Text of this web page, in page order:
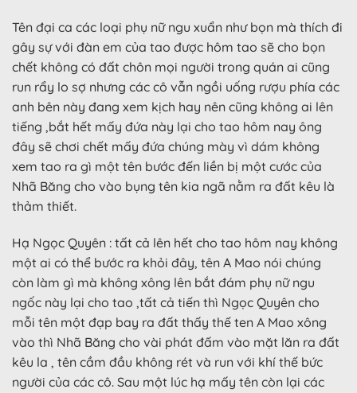
Tên đại ca các loại phụ nữ ngu xuẩn như bọn mà thích đi
gây sự với đàn em của tao được hôm tao sẽ cho bọn
chết không có đất chôn mọi người trong quán ai cũng
run rẩy lo sợ nhưng các cô vẫn ngồi uống rượu phía các
anh bên này đang xem kịch hay nên cũng không ai lên
tiếng ,bắt hết mấy đứa này lại cho tao hôm nay ông
đây sẽ chơi chết mấy đứa chúng mày vì dám không
xem tao ra gì một tên bước đến liền bị một cước của
Nhã Băng cho vào bụng tên kia ngã nằm ra đất kêu là
thảm thiết.
Hạ Ngọc Quyên : tất cả lên hết cho tao hôm nay không
một ai có thể bước ra khỏi đây, tên A Mao nói chúng
còn làm gì mà không xông lên bắt đám phụ nữ ngu
ngốc này lại cho tao ,tất cả tiến thì Ngọc Quyên cho
mỗi tên một đạp bay ra đất thấy thế ten A Mao xông
vào thì Nhã Băng cho vài phát đấm vào mặt lăn ra đất
kêu la , tên cầm đầu không rét và run với khí thế bức
người của các cô. Sau một lúc hạ mấy tên còn lại các